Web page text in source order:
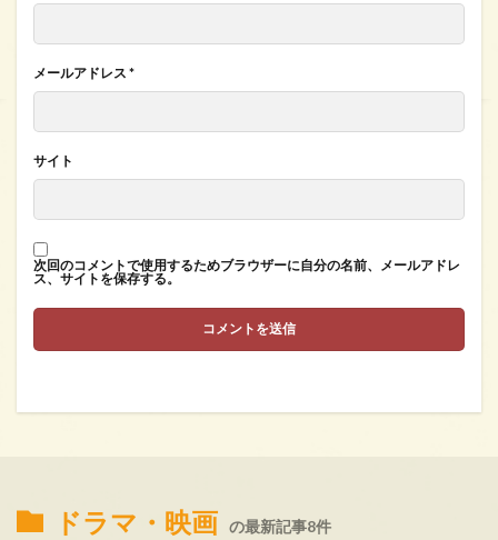
メールアドレス *
サイト
次回のコメントで使用するためブラウザーに自分の名前、メールアドレ
ス、サイトを保存する。
ドラマ・映画 の最新記事8件